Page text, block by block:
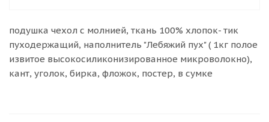
подушка чехол с молнией, ткань 100% хлопок- тик
пуходержащий, наполнитель "Лебяжий пух" ( 1кг полое
извитое высокосиликонизированное микроволокно),
кант, уголок, бирка, фложок, постер, в сумке